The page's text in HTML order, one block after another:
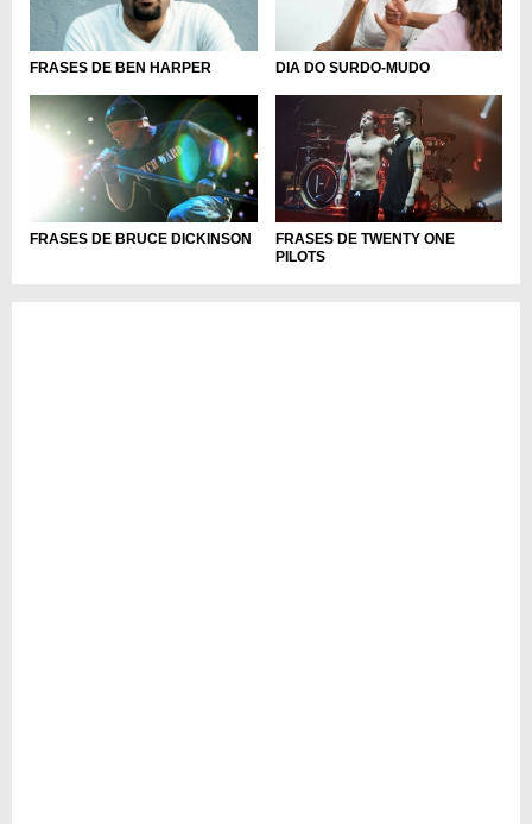
FRASES DE BEN HARPER DIA DO SURDO-MUDO
FRASES DE BRUCE DICKINSON
FRASES DE TWENTY ONE
PILOTS